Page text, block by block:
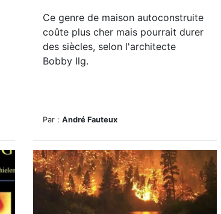
Ce genre de maison autoconstruite
coûte plus cher mais pourrait durer
des siècles, selon l'architecte
Bobby Ilg.
Par : André Fauteux